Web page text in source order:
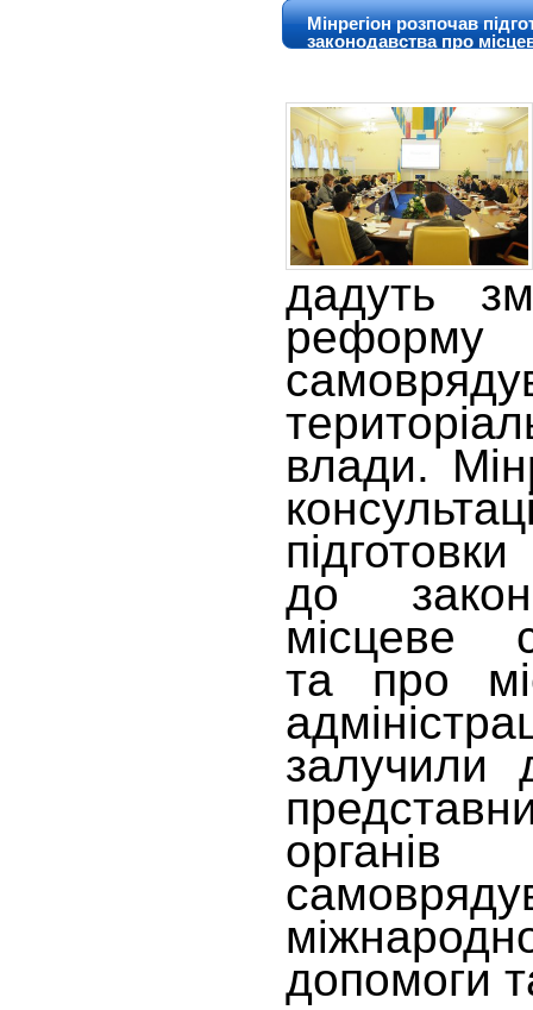
Мінрегіон розпочав
законодавства про
дадуть
влади.
до
місцеве
та про
залучили
допомоги